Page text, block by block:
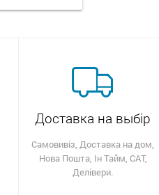
Доставка на выбір
Самовивіз, Доставка на дом,
Нова Пошта, Ін Тайм, САТ,
Делівери.